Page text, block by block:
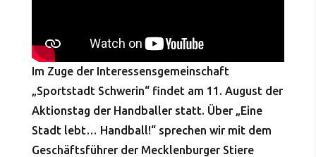
Im Zuge der Interessensgemeinschaft
„Sportstadt Schwerin“ findet am 11. August der
Aktionstag der Handballer statt. Über „Eine
Stadt lebt… Handball!“ sprechen wir mit dem
Geschäftsführer der Mecklenburger Stiere